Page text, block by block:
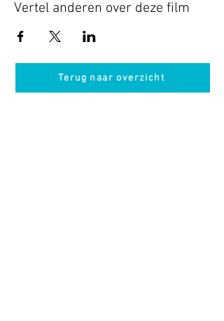
Vertel anderen over deze film
Terug naar overzicht